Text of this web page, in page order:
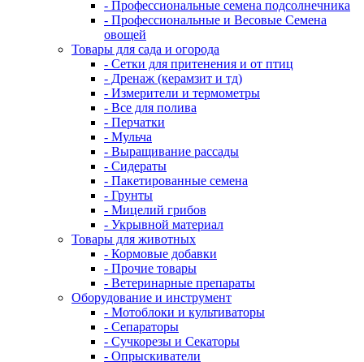
- Профессиональные семена подсолнечника
- Профессиональные и Весовые Семена
овощей
Товары для сада и огорода
- Сетки для притенения и от птиц
- Дренаж (керамзит и тд)
- Измерители и термометры
- Все для полива
- Перчатки
- Мульча
- Выращивание рассады
- Сидераты
- Пакетированные семена
- Грунты
- Мицелий грибов
- Укрывной материал
Товары для животных
- Кормовые добавки
- Прочие товары
- Ветеринарные препараты
Оборудование и инструмент
- Мотоблоки и культиваторы
- Сепараторы
- Сучкорезы и Секаторы
- Опрыскиватели